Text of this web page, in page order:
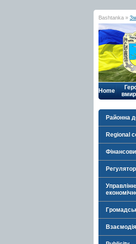
Bashtanka »
Home
Районна
Regional